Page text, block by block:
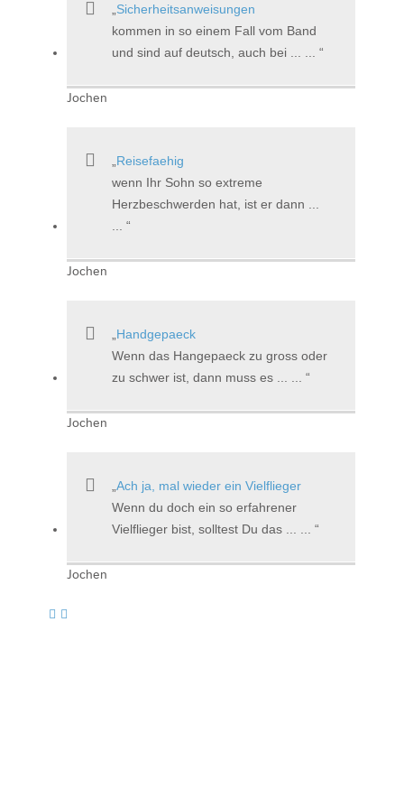
Sicherheitsanweisungen
kommen in so einem Fall vom Band
und sind auf deutsch, auch bei ... ...
Jochen
Reisefaehig
wenn Ihr Sohn so extreme
Herzbeschwerden hat, ist er dann ...
Jochen
Handgepaeck
Wenn das Hangepaeck zu gross oder
zu schwer ist, dann muss es ... ...
Jochen
Ach ja, mal wieder ein Vielflieger
Wenn du doch ein so erfahrener
Vielflieger bist, solltest Du das ... ...
Jochen